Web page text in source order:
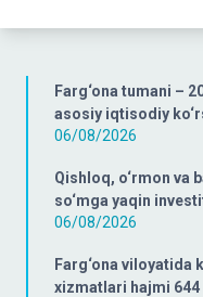
Farg‘ona tumani –
asosiy iqtisodiy
06/08/2026
Qishloq, o‘rmon va
so‘mga yaqin
06/08/2026
Farg‘ona viloyatida
xizmatlari hajmi